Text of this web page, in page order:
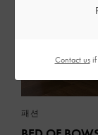
패션
Contact usif